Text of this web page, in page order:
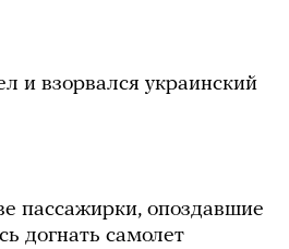
и взорвался украинский
пассажирки, опоздавшие
догнать самолет